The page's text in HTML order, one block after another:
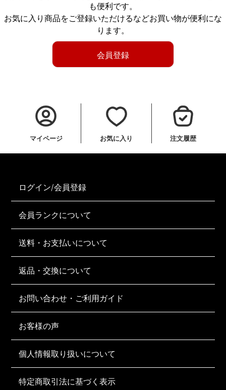
も便利です。
お気に入り商品をご登録いただけるなどお買い物が便利にな
ります。
会員登録
マイページ お気に入り 注文履歴
ログイン/会員登録
会員ランクについて
送料・お支払いについて
返品・交換について
お問い合わせ・ご利用ガイド
お客様の声
個人情報取り扱いについて
特定商取引法に基づく表示